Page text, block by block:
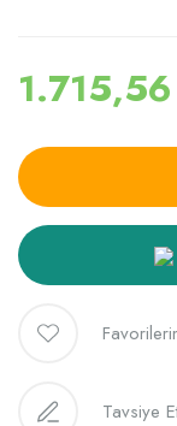
Tavsiye